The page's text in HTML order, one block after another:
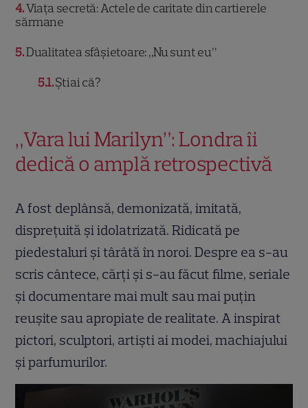
4 Viața secretă: Actele de caritate din cartierele
sărmane
5 Dualitatea sfâșietoare: „Nu sunt eu”
5.1Știai că?
„Vara lui Marilyn”: Londra îi
dedică o amplă retrospectivă
A fost deplânsă, demonizată, imitată,
disprețuită și idolatrizată. Ridicată pe
piedestaluri și târâtă în noroi. Despre ea s-au
scris cântece, cărți și s-au făcut filme, seriale
și documentare mai mult sau mai puțin
reușite sau apropiate de realitate. A inspirat
pictori, sculptori, artiști ai modei, machiajului
și parfumurilor.